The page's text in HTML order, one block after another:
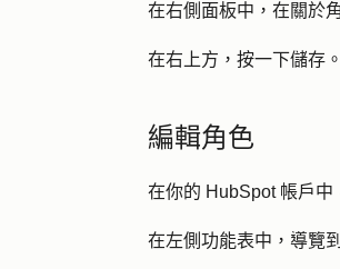
在右側面板中，在關於
在右上方，按一下儲存 。
編輯角色
在你的 HubSpot 帳戶中
在左側功能表中，導覽